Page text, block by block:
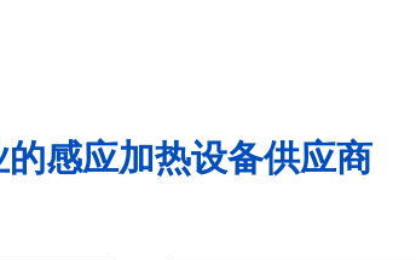
感应加热设备供应商